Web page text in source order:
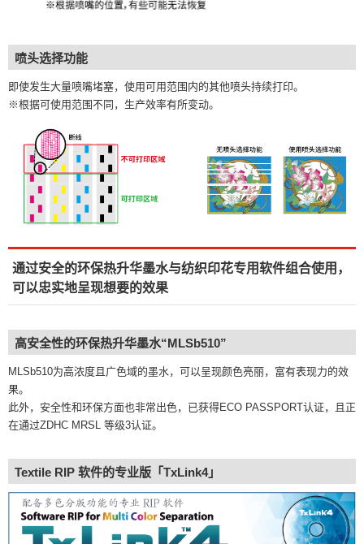
喷头选择功能
即使发生大量喷嘴堵塞，使用可用范围内的其他喷头持续打印。
※根据可使用范围不同，生产效率有所变动。
通过安全的环保热升华墨水与纺织印花专用软件组合使用，
可以忠实地呈现想要的效果
高安全性的环保热升华墨水“MLSb510”
MLSb510为高浓度且广色域的墨水，可以呈现颜色亮丽，富有表现力的效
果。
此外，安全性和环保方面也非常出色，已获得ECO PASSPORT认证，且正
在通过ZDHC MRSL 等级3认证。
Textile RIP 软件的专业版「TxLink4」